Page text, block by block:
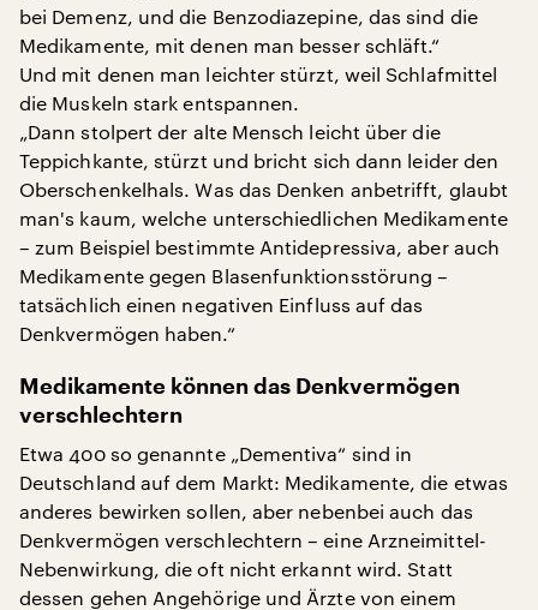
bei Demenz, und die Benzodiazepine, das sind die
Medikamente, mit denen man besser schläft.“
Und mit denen man leichter stürzt, weil Schlafmittel
die Muskeln stark entspannen.
„Dann stolpert der alte Mensch leicht über die
Teppichkante, stürzt und bricht sich dann leider den
Oberschenkelhals. Was das Denken anbetrifft, glaubt
man's kaum, welche unterschiedlichen Medikamente
– zum Beispiel bestimmte Antidepressiva, aber auch
Medikamente gegen Blasenfunktionsstörung –
tatsächlich einen negativen Einfluss auf das
Denkvermögen haben.“
Medikamente können das Denkvermögen
verschlechtern
Etwa 400 so genannte „Dementiva“ sind in
Deutschland auf dem Markt: Medikamente, die etwas
anderes bewirken sollen, aber nebenbei auch das
Denkvermögen verschlechtern – eine Arzneimittel-
Nebenwirkung, die oft nicht erkannt wird. Statt
dessen gehen Angehörige und Ärzte von einem